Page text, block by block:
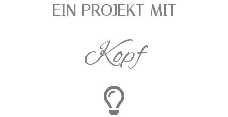
EIN PROJEKT MIT
Kopf